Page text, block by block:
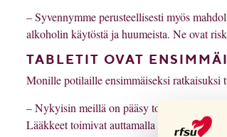
– Syvennymme perusteellisesti myös
alkoholin käytöstä ja huumeista. Ne ovat
TABLETIT OVAT
Monille potilaille ensimmäiseksi ratkaisuksi
– Nykyisin meillä on pääsy todella
Lääkkeet toimivat auttamalla kehon